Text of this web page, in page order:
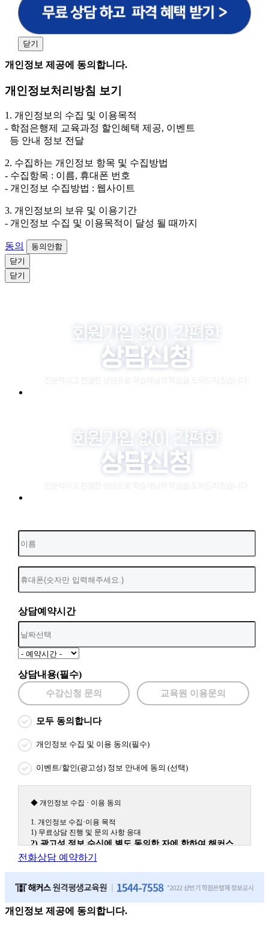
비스 신상품이나 이벤트, 최신 정보 안내 등 신청자의 취
향에 맞는 최적의 서비스를 제공하기 위함.
어, 해커스일본어, 해커스잡, 해커스금융, 해커스임용, 해커스공무
원, 해커스경찰, 해커스소방, 해커스공인중개사, 해커스주택관리
사, 해커스편입 등)
3. 개인정보 보유/이용 기간: 법령상 정하는 경우를 제
외하고는 회원탈퇴 시까지 이용 및 보관합니다. 단, 비회
원이거나 상담 시로부터 3년 이내 탈퇴하는 자의 경우,
소비자 불만 또는 분쟁처리를 위해 3년간 보관합니다.
의 경우에는 상담 신청이 제한됩니다.
닫기
개인정보 제공에 동의합니다.
개인정보처리방침 보기
1. 개인정보의 수집 및 이용목적
- 학점은행제 교육과정 할인혜택 제공, 이벤트
등 안내 정보 전달
2. 수집하는 개인정보 항목 및 수집방법
- 수집항목 : 이름, 휴대폰 번호
- 개인정보 수집방법 : 웹사이트
3. 개인정보의 보유 및 이용기간
- 개인정보 수집 및 이용목적이 달성 될 때까지
동의
동의안함
닫기
닫기
상담예약시간
상담내용(필수)
수강신청 문의 교육원 이용문의
모두 동의합니다
개인정보 수집 및 이용 동의(필수)
이벤트/할인(광고성) 정보 안내에 동의 (선택)
◆ 개인정보 수집 · 이용 동의
1. 개인정보 수집·이용 목적
1) 무료상담 진행 및 문의 사항 응대
2) 광고성 정보 수신에 별도 동의한 자에 한하여 해커스
원격평생교육원을 비롯한 해커스 교육그룹의 새로운 서
(해커스교육그룹: 해커스인강, 해커스프랩, 해커스톡, 해커스중국
원, 해커스경찰, 해커스소방, 해커스공인중개사, 해커스주택관리
전화상담 예약하기
개인정보 제공에 동의합니다.